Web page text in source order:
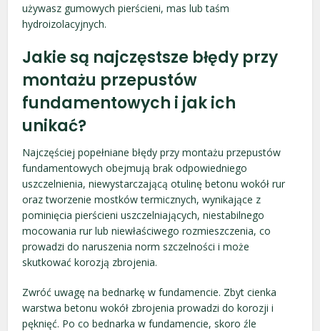
używasz gumowych pierścieni, mas lub taśm
hydroizolacyjnych.
Jakie są najczęstsze błędy przy
montażu przepustów
fundamentowych i jak ich
unikać?
Najczęściej popełniane błędy przy montażu przepustów
fundamentowych obejmują brak odpowiedniego
uszczelnienia, niewystarczającą otulinę betonu wokół rur
oraz tworzenie mostków termicznych, wynikające z
pominięcia pierścieni uszczelniających, niestabilnego
mocowania rur lub niewłaściwego rozmieszczenia, co
prowadzi do naruszenia norm szczelności i może
skutkować korozją zbrojenia.
Zwróć uwagę na bednarkę w fundamencie. Zbyt cienka
warstwa betonu wokół zbrojenia prowadzi do korozji i
pęknięć. Po co bednarka w fundamencie, skoro źle